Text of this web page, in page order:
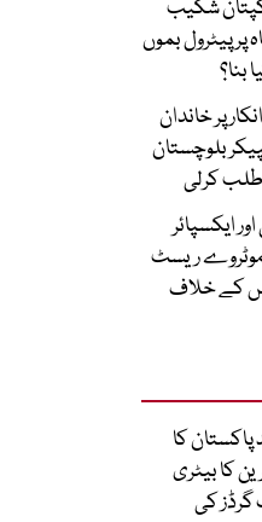
شکیب
پیٹرول بموں
پر خاندان
بلوچستان
کرلی
ایکسپائر
موٹروے ریسٹ
کے خلاف
کا
کا بیٹری
گرڈز کی